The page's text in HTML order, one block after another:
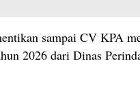
sampai CV KPA
2026 dari Dinas